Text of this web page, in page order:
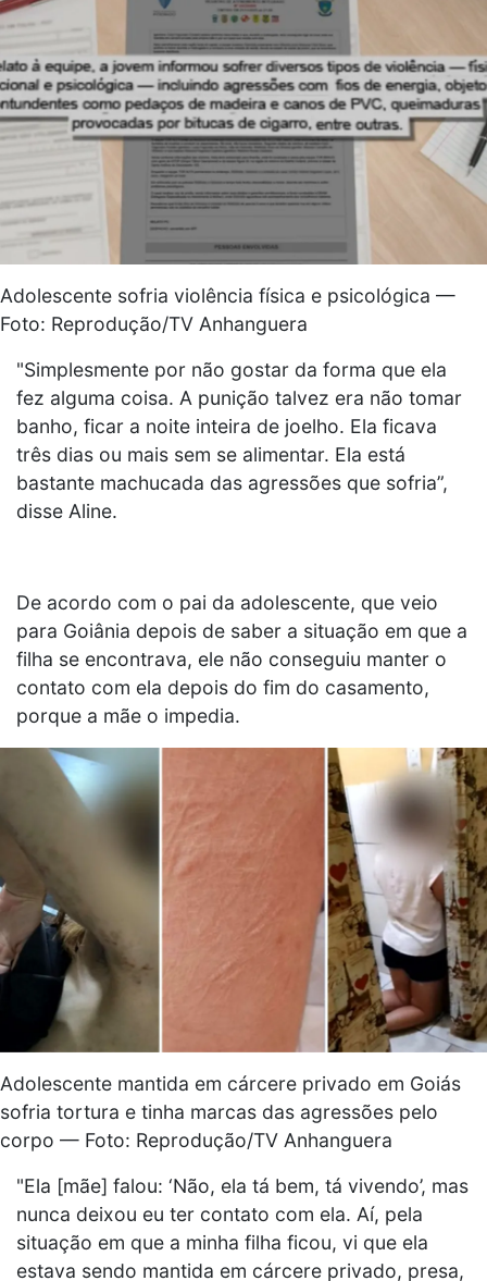
Adolescente sofria violência física e psicológica —
Foto: Reprodução/TV Anhanguera
"Simplesmente por não gostar da forma que ela
fez alguma coisa. A punição talvez era não tomar
banho, ficar a noite inteira de joelho. Ela ficava
três dias ou mais sem se alimentar. Ela está
bastante machucada das agressões que sofria”,
disse Aline.
De acordo com o pai da adolescente, que veio
para Goiânia depois de saber a situação em que a
filha se encontrava, ele não conseguiu manter o
contato com ela depois do fim do casamento,
porque a mãe o impedia.
Adolescente mantida em cárcere privado em Goiás
sofria tortura e tinha marcas das agressões pelo
corpo — Foto: Reprodução/TV Anhanguera
"Ela [mãe] falou: ‘Não, ela tá bem, tá vivendo’, mas
nunca deixou eu ter contato com ela. Aí, pela
situação em que a minha filha ficou, vi que ela
estava sendo mantida em cárcere privado, presa,